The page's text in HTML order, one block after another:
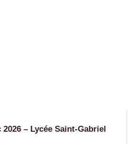
– Lycée Saint-Gabriel